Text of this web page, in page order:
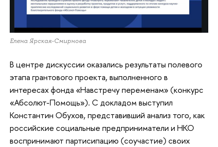
Елена Ярская-Смирнова
В центре дискуссии оказались результаты полевого
этапа грантового проекта, выполненного в
интересах фонда «Навстречу переменам» (конкурс
«Абсолют-Помощь»). С докладом выступил
Константин Обухов, представивший анализ того, как
российские социальные предприниматели и НКО
воспринимают партисипацию (соучастие) своих